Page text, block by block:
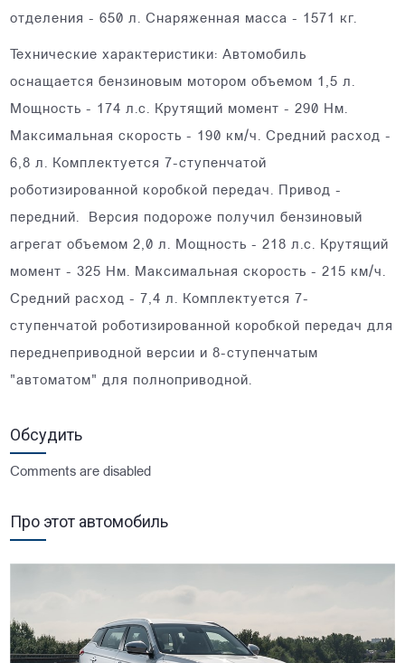
отделения - 650 л. Снаряженная масса - 1571 кг.
Технические характеристики: Автомобиль
оснащается бензиновым мотором объемом 1,5 л.
Мощность - 174 л.с. Крутящий момент - 290 Нм.
Максимальная скорость - 190 км/ч. Средний расход -
6,8 л. Комплектуется 7-ступенчатой
роботизированной коробкой передач. Привод -
передний. Версия подороже получил бензиновый
агрегат объемом 2,0 л. Мощность - 218 л.с. Крутящий
момент - 325 Нм. Максимальная скорость - 215 км/ч.
Средний расход - 7,4 л. Комплектуется 7-
ступенчатой роботизированной коробкой передач для
переднеприводной версии и 8-ступенчатым
"автоматом" для полноприводной.
Обсудить
Comments are disabled
Про этот автомобиль